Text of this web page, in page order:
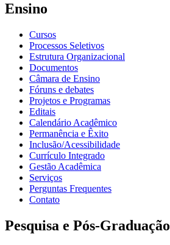
Ensino
Cursos
Processos Seletivos
Estrutura Organizacional
Documentos
Câmara de Ensino
Fóruns e debates
Projetos e Programas
Editais
Calendário Acadêmico
Permanência e Êxito
Inclusão/Acessibilidade
Currículo Integrado
Gestão Acadêmica
Serviços
Perguntas Frequentes
Contato
Pesquisa e Pós-Graduação